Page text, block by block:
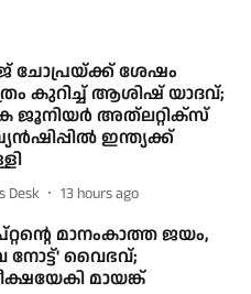
ചോപ്രയ്ക്ക് ശേഷം
കുറിച്ച് ആശിഷ് യാദവ്;
ജൂനിയര്‍ അത്ലറ്റിക്‌സ്
ഇന്ത്യക്ക്
Desk 13 hours ago
മാനംകാത്ത ജയം,
വൈഭവ്;
മായങ്ക്